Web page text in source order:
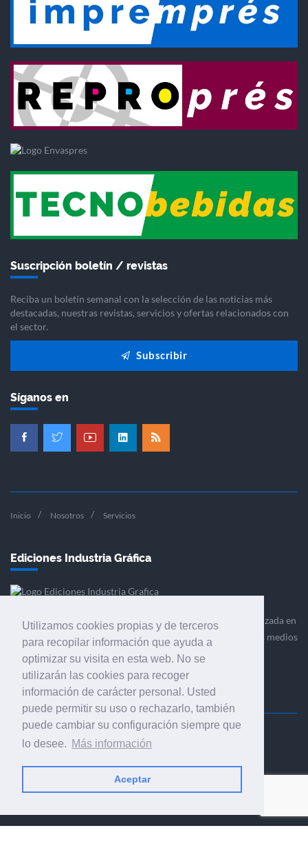
Utilizamos cookies propias y de terceros
para recopilar información que ayuda a
optimizar su visita en esta web. No se
utilizarán las cookies para recoger
información de carácter personal. Usted
puede permitir su uso o rechazarlo, también
puede cambiar su configuración siempre que
lo desee. Más información
Aceptar
Suscripción boletín / revistas
Reciba un boletín semanal con la selección de las noticias más
destacadas, nuestras revistas, servicios y ofertas relacionados con
el sector.
Subscribir
Síganos en
Inicio Nosotros Servicios
Ediciones Industria Gráfica
Ediciones Industria Gráfica es una empresa editora especializada en
el mercado de la comunicación gráfica que engloba diversos medios
profesionales especializados en el mercado gráfico, la
comunicación visual y el envasado.
Ediciones Industria Gráfica, S.C.P.